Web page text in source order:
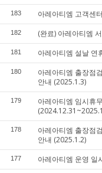
183 아레아티엠 고객센
182 (완료) 아레아티엠
181 아레아티엠 설날 연
180
아레아티엠 출장점
안내 (2025.1.3)
179
아레아티엠 임시휴
178
아레아티엠 출장점
안내 (2025.1.2)
177 아레아티엠 운영 일